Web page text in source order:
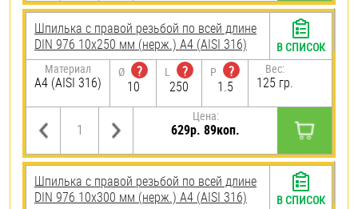
Шпилька с правой резьбой по всей длине
DIN 976 10х250 мм (нерж.) A4 (AISI 316)
Материал
A4 (AISI 316)
Ø
?
10
L
?
250
P
?
1.5
Вес:
125 гр.
Цена:
629р. 89коп.
В СПИСОК
Шпилька с правой резьбой по всей длине
DIN 976 10х300 мм (нерж.) A4 (AISI 316)
В СПИСОК